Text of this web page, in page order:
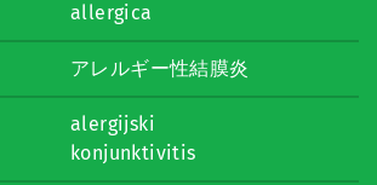
allergica
アレルギー性結膜炎
alergijski
konjunktivitis